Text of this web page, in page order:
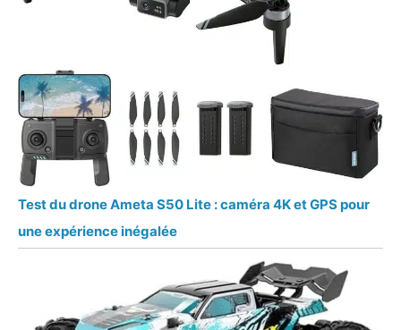
Test du drone Ameta S50 Lite : caméra 4K et GPS pour
une expérience inégalée